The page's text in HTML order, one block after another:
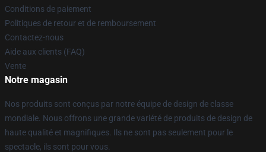
Conditions de paiement
Politiques de retour et de remboursement
Contactez-nous
Aide aux clients (FAQ)
Vente
Notre magasin
Nos produits sont conçus par notre équipe de design de classe
mondiale. Nous offrons une grande variété de produits de design de
haute qualité et magnifiques. Ils ne sont pas seulement pour le
spectacle, ils sont pour vous.